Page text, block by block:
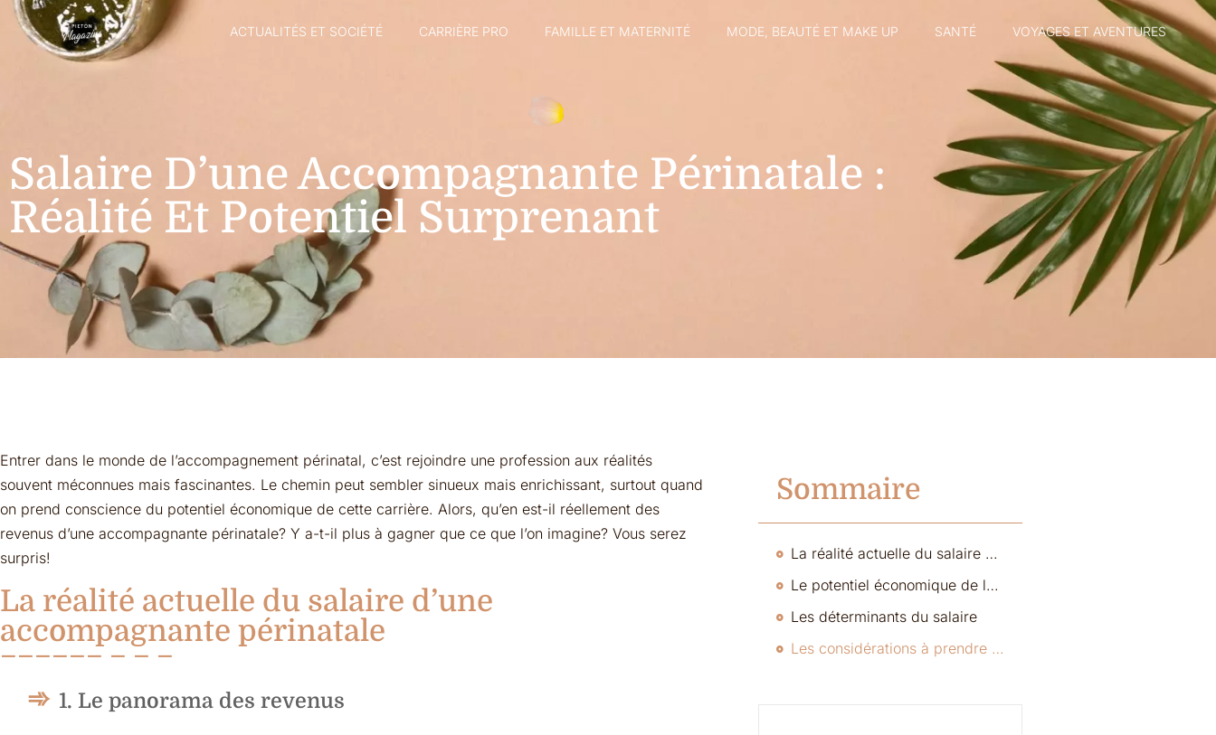
ACTUALITÉS ET SOCIÉTÉ CARRIÈRE PRO FAMILLE ET MATERNITÉ MODE, BEAUTÉ ET MAKE UP SANTÉ VOYAGES ET AVENTURES
Salaire D’une Accompagnante Périnatale :
Réalité Et Potentiel Surprenant
Entrer dans le monde de l’accompagnement périnatal, c’est rejoindre une profession aux réalités
souvent méconnues mais fascinantes. Le chemin peut sembler sinueux mais enrichissant, surtout quand
on prend conscience du potentiel économique de cette carrière. Alors, qu’en est-il réellement des
revenus d’une accompagnante périnatale? Y a-t-il plus à gagner que ce que l’on imagine? Vous serez
surpris!
La réalité actuelle du salaire d’une
accompagnante périnatale
1. Le panorama des revenus
Sommaire
La réalité actuelle du salaire d’une accompagnante périnatale
Le potentiel économique de la profession
Les déterminants du salaire
Les considérations à prendre en compte pour maximiser le revenu